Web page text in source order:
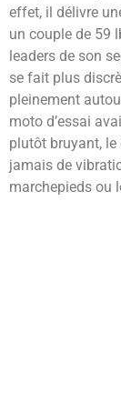
effet, il délivre
un couple de 59
leaders de son
se fait plus
pleinement
moto d’essai
plutôt bruyant,
jamais de
marchepieds ou